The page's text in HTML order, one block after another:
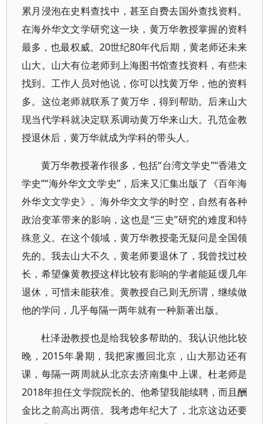
累月浸泡在史料查找中，甚至自费去国外查找资料。
在海外华文文学研究这一块，黄万华教授掌握的资料
最多，也最权威。20世纪80年代后期，黄老师还未来
山大。山大有位老师到上海图书馆查找资料，有些未
找到。工作人员对他说，你可以找黄万华，他的资料
多。这位老师就联系了黄万华，得到帮助。后来山大
现当代学科就决定联系调动黄万华来山大。孔范金教
授退休后，黄万华就成为学科的带头人。
黄万华教授著作很多，包括“台湾文学史”“香港文
学史”“海外华文文学史”，后来又汇集出版了《百年海
外华文文学史》。海外华文文学的时空，自然有各种
政治变革带来的影响，这也是“三史”研究的难度和特
殊意义。在这个领域，黄万华教授毫无疑问是全国领
先的。我去山大不久，黄老师要退休了，我曾找过校
长，希望像黄教授这样比较有影响的学者能延缓几年
退休，可惜未能获准。黄教授自己则无所谓，继续做
他的学问，几乎每隔一两年就有一种新著出版。
杜泽逊教授也是给我较多帮助的。我认识他比较
晚，2015年暑期，我把家搬回北京，山大那边还有
课，每隔一两周就从北京去济南集中上课。杜老师是
2018年担任文学院院长的。他希望我能续聘，而且酬
金比之前高出两倍。我考虑年纪大了，北京这边还要